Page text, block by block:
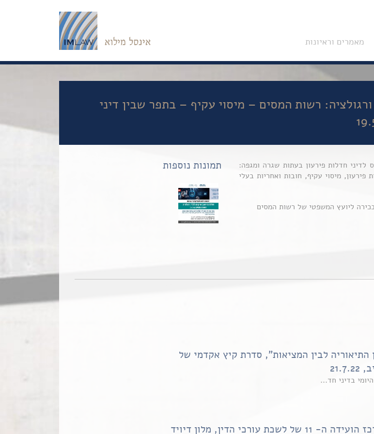
מאמרים וראיונות
רשות המסים – מיסוי עקיף – בתפר שבין דיני
לדיני חדלות פירעון בעתות שגרה ומגפה:
מיסוי עקיף, חובות ואחריות בעלי
ליועץ המשפטי של רשות המסים
תמונות נוספות